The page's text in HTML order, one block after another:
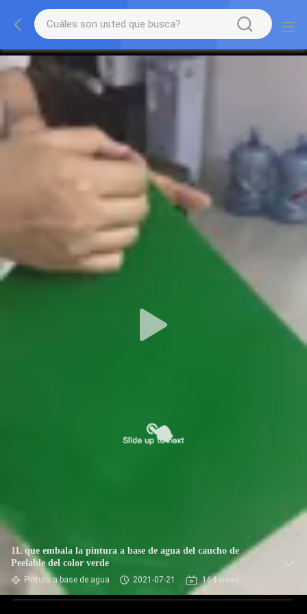
1L que embala la pintura a base de agua del caucho de
Peelable del color verde
Pintura a base de agua 2021-07-21 164 views